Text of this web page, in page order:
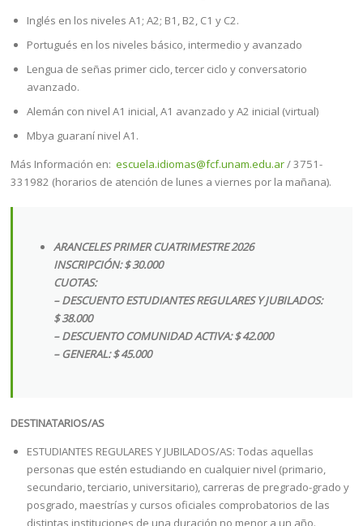
Inglés en los niveles A1; A2; B1, B2, C1 y C2.
Portugués en los niveles básico, intermedio y avanzado
Lengua de señas primer ciclo, tercer ciclo y conversatorio
avanzado.
Alemán con nivel A1 inicial, A1 avanzado y A2 inicial (virtual)
Mbya guaraní nivel A1.
Más Información en:escuela.idiomas@fcf.unam.edu.ar/ 3751-
331982 (horarios de atención de lunes a viernes por la mañana).
ARANCELES PRIMER CUATRIMESTRE 2026
INSCRIPCIÓN: $ 30.000
CUOTAS:
– DESCUENTO ESTUDIANTES REGULARES Y JUBILADOS:
$ 38.000
– DESCUENTO COMUNIDAD ACTIVA: $ 42.000
– GENERAL: $ 45.000
DESTINATARIOS/AS
ESTUDIANTES REGULARES Y JUBILADOS/AS: Todas aquellas
personas que estén estudiando en cualquier nivel (primario,
secundario, terciario, universitario), carreras de pregrado-grado y
posgrado, maestrías y cursos oficiales comprobatorios de las
distintas instituciones de una duración no menor a un año.